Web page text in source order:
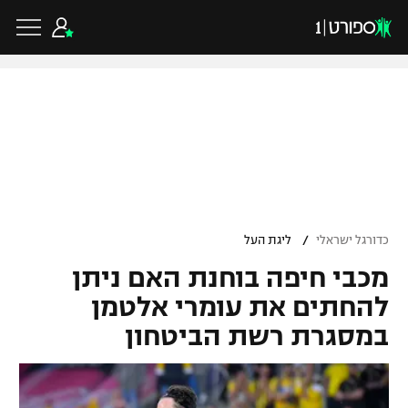
גביע הטוטו
ליגיונרים
גביע המדינה
ליגת האלופות
ליגה אירופית
ליגה אנגלית
כדורסל ישראלי
ליגת ווינר סל
ליגה לאומית
כדורסל עולמי
NBA
כדורגל ישראלי / ליגת העל
מכבי חיפה בוחנת האם ניתן
להחתים את עומרי אלטמן
במסגרת רשת הביטחון